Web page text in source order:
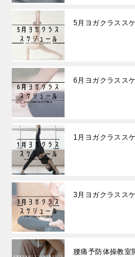
5月ヨガクラスス
6月ヨガクラスス
1月ヨガクラスス
3月ヨガクラスス
腰痛予防体操教室